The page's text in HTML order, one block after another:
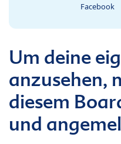
Facebook
Um deine
anzusehen,
diesem
und